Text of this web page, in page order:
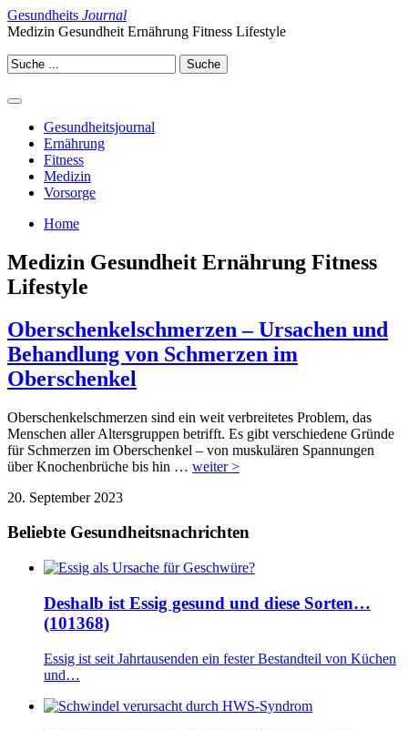
Gesundheits Journal
Medizin Gesundheit Ernährung Fitness Lifestyle
Gesundheitsjournal
Ernährung
Fitness
Medizin
Vorsorge
Home
Medizin Gesundheit Ernährung Fitness
Lifestyle
Oberschenkelschmerzen – Ursachen und
Behandlung von Schmerzen im
Oberschenkel
Oberschenkelschmerzen sind ein weit verbreitetes Problem, das
Menschen aller Altersgruppen betrifft. Es gibt verschiedene Gründe
für Schmerzen im Oberschenkel – von muskulären Spannungen
über Knochenbrüche bis hin … weiter >
20. September 2023
Beliebte Gesundheitsnachrichten
Deshalb ist Essig gesund und diese Sorten…
(101368)
Essig ist seit Jahrtausenden ein fester Bestandteil von Küchen
und…